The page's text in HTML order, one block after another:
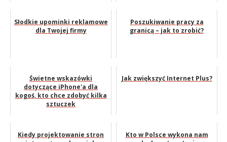
Słodkie upominki reklamowe
dla Twojej firmy
Poszukiwanie pracy za
granicą – jak to zrobić?
Świetne wskazówki
dotyczące iPhone'a dla
kogoś, kto chce zdobyć kilka
sztuczek
Jak zwiększyć Internet Plus?
Kiedy projektowanie stron
Kto w Polsce wykona nam